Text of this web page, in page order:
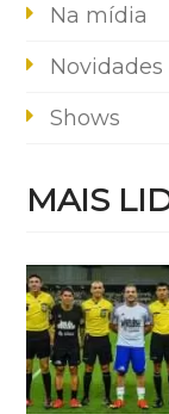
Na mídia
Novidades
Shows
MAIS